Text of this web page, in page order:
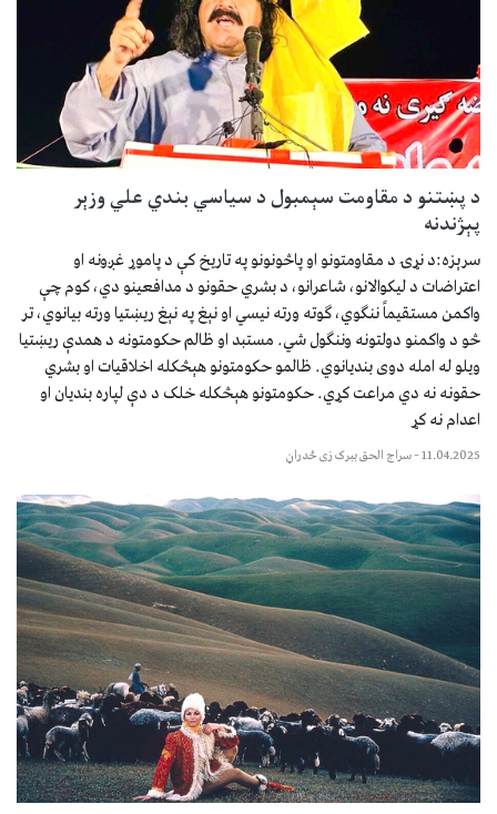
د پښتنو د مقاومت سېمبول د سیاسي بندي علي وزېر
پېژندنه
سرېزه:د نړۍ د مقاومتونو او پاڅونونو په تاریخ کې د پاموړ غږونه او
اعتراضات د لیکوالانو، شاعرانو، د بشري حقونو د مدافعینو دي، کوم چې
واکمن مستقیماً ننګوي، ګوته ورته نیسي او نېغ په نېغ ریښتیا ورته بیانوي، تر
څو د واکمنو دولتونه وننګول شي. مستبد او ظالم حکومتونه د همدې ریښتیا
ویلو له امله دوی بندیانوي. ظالمو حکومتونو هېڅکله اخلاقیات او بشري
حقونه نه دي مراعت کړي. حکومتونو هېڅکله خلک د دې لپاره بندیان او
اعدام نه کړ
11.04.2025
–سراج الحق ببرک زی ځدراڼ